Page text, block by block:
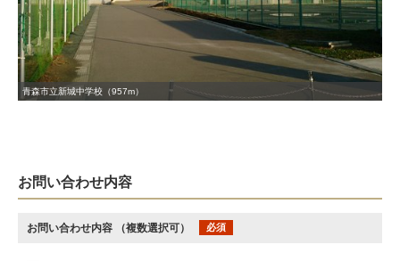
青森市立新城中学校（957m）
お問い合わせ内容
お問い合わせ内容 （複数選択可） 必須